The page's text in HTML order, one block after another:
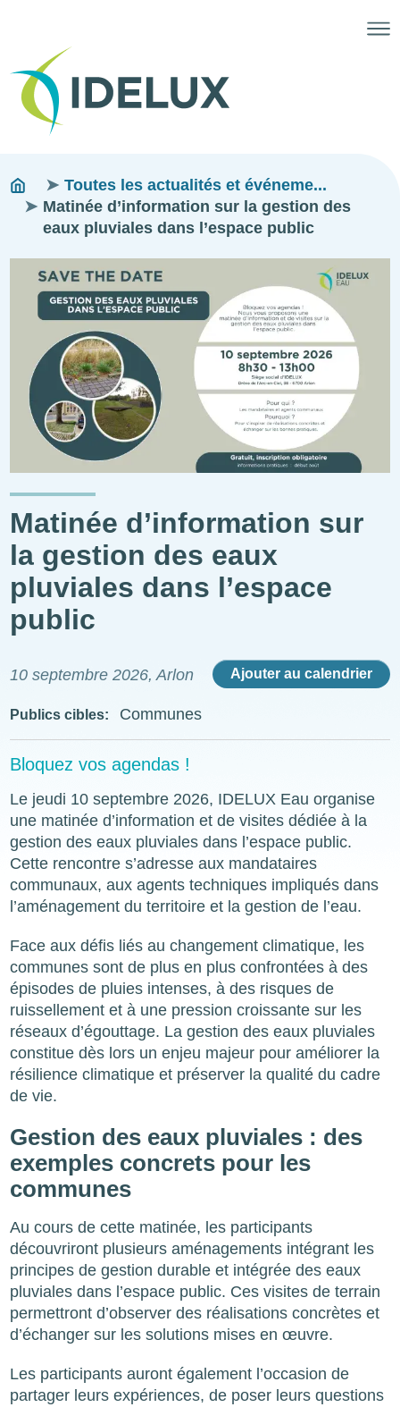
Fils
d'ariane
You
are
here:
Toutes les actualités et événeme...
Matinée d’information sur la gestion des
eaux pluviales dans l’espace public
Matinée d’information sur
la gestion des eaux
pluviales dans l’espace
public
Ajouter au calendrier
10 septembre 2026, Arlon
Publics cibles Communes
Bloquez vos agendas !
Le jeudi 10 septembre 2026, IDELUX Eau organise
une matinée d’information et de visites dédiée à la
gestion des eaux pluviales dans l’espace public.
Cette rencontre s’adresse aux mandataires
communaux, aux agents techniques impliqués dans
l’aménagement du territoire et la gestion de l’eau.
Face aux défis liés au changement climatique, les
communes sont de plus en plus confrontées à des
épisodes de pluies intenses, à des risques de
ruissellement et à une pression croissante sur les
réseaux d’égouttage. La gestion des eaux pluviales
constitue dès lors un enjeu majeur pour améliorer la
résilience climatique et préserver la qualité du cadre
de vie.
Gestion des eaux pluviales : des
exemples concrets pour les
communes
Au cours de cette matinée, les participants
découvriront plusieurs aménagements intégrant les
principes de gestion durable et intégrée des eaux
pluviales dans l’espace public. Ces visites de terrain
permettront d’observer des réalisations concrètes et
d’échanger sur les solutions mises en œuvre.
Les participants auront également l’occasion de
partager leurs expériences, de poser leurs questions